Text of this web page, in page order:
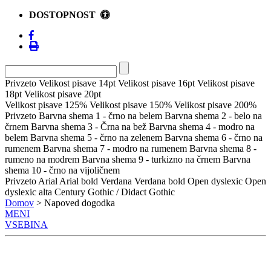
DOSTOPNOST
Privzeto Velikost pisave 14pt Velikost pisave 16pt Velikost pisave
18pt Velikost pisave 20pt
Velikost pisave 125% Velikost pisave 150% Velikost pisave 200%
Privzeto Barvna shema 1 - črno na belem Barvna shema 2 - belo na
črnem Barvna shema 3 - Črna na bež Barvna shema 4 - modro na
belem Barvna shema 5 - črno na zelenem Barvna shema 6 - črno na
rumenem Barvna shema 7 - modro na rumenem Barvna shema 8 -
rumeno na modrem Barvna shema 9 - turkizno na črnem Barvna
shema 10 - črno na vijoličnem
Privzeto Arial Arial bold Verdana Verdana bold Open dyslexic Open
dyslexic alta Century Gothic / Didact Gothic
Domov > Napoved dogodka
MENI
VSEBINA